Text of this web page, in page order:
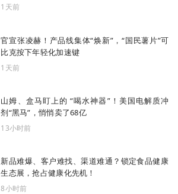
1天前
官宣张凌赫！产品线集体“焕新”，“国民薯片”可
比克按下年轻化加速键
1天前
山姆、盒马盯上的 “喝水神器”！美国电解质冲
剂“黑马”，悄悄卖了68亿
13小时前
新品难爆、客户难找、渠道难通？锁定食品健康
生态展，抢占健康化先机！
8小时前